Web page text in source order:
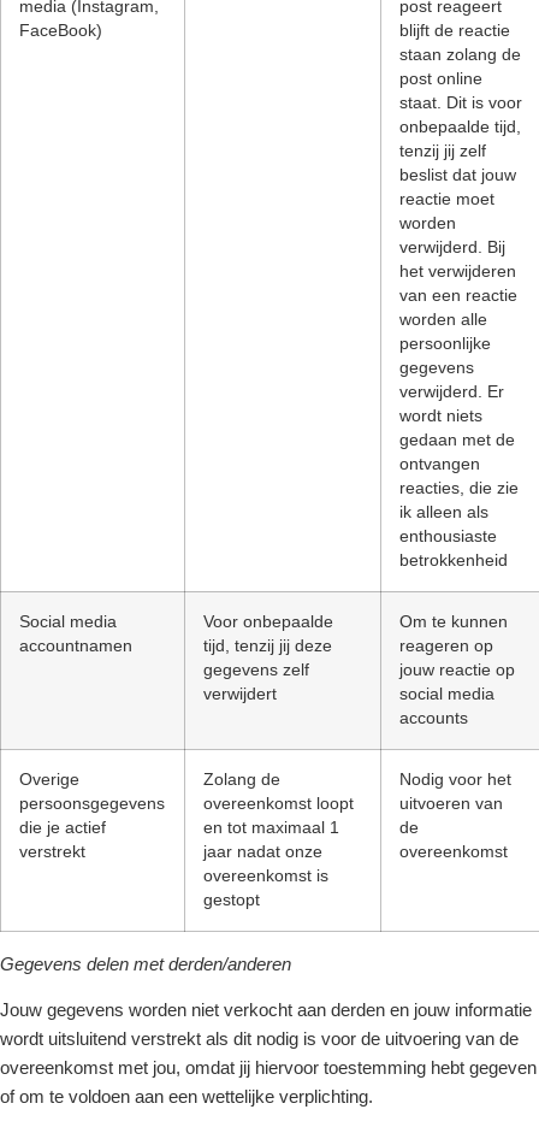
media (Instagram,
FaceBook)
post reageert
blijft de reactie
staan zolang de
post online
staat. Dit is voor
onbepaalde tijd,
tenzij jij zelf
beslist dat jouw
reactie moet
worden
verwijderd. Bij
het verwijderen
van een reactie
worden alle
persoonlijke
gegevens
verwijderd. Er
wordt niets
gedaan met de
ontvangen
reacties, die zie
ik alleen als
enthousiaste
betrokkenheid
Social media
accountnamen
Voor onbepaalde
tijd, tenzij jij deze
gegevens zelf
verwijdert
Om te kunnen
reageren op
jouw reactie op
social media
accounts
Overige
persoonsgegevens
die je actief
verstrekt
Zolang de
overeenkomst loopt
en tot maximaal 1
jaar nadat onze
overeenkomst is
gestopt
Nodig voor het
uitvoeren van
de
overeenkomst
Gegevens delen met derden/anderen
Jouw gegevens worden niet verkocht aan derden en jouw informatie
wordt uitsluitend verstrekt als dit nodig is voor de uitvoering van de
overeenkomst met jou, omdat jij hiervoor toestemming hebt gegeven
of om te voldoen aan een wettelijke verplichting.